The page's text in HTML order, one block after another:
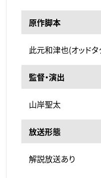
原作脚本
此元和津也(オッドタ
監督・演出
山岸聖太
放送形態
解説放送あり